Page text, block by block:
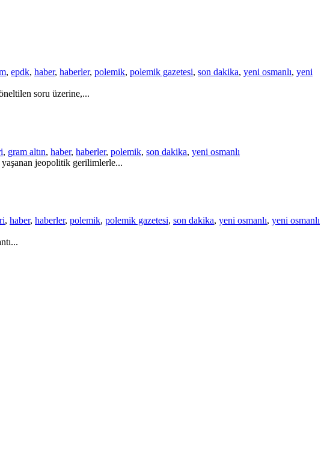
, epdk, haber, haberler, polemik, polemik gazetesi, son dakika, yeni osmanlı, yeni
soru üzerine,...
, gram altın, haber, haberler, polemik, son dakika, yeni osmanlı
yaşanan jeopolitik gerilimlerle...
, haber, haberler, polemik, polemik gazetesi, son dakika, yeni osmanlı, yeni osmanlı